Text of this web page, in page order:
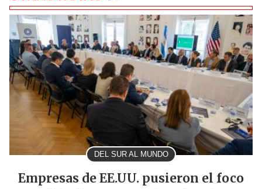
DEL SUR AL MUNDO
Empresas de EE.UU. pusieron el foco